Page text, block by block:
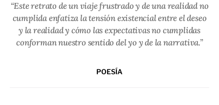
“Este retrato de un viaje frustrado y de una realidad no
cumplida enfatiza la tensión existencial entre el deseo
y la realidad y cómo las expectativas no cumplidas
conforman nuestro sentido del yo y de la narrativa.”
POESÍA